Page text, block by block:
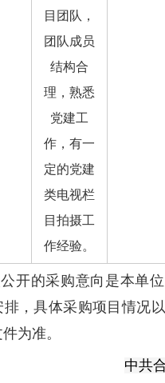
目团队，
团队成员
结构合
理，熟悉
党建工
作，有一
定的党建
类电视栏
目拍摄工
作经验。
开的采购意向是本单
排，具体采购项目情况
为准。
中共